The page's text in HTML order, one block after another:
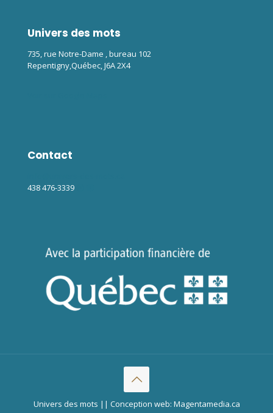
Univers des mots
735, rue Notre-Dame , bureau 102
Repentigny,Québec, J6A 2X4
Contact
438 476-3339
Univers des mots || Conception web: Magentamedia.ca